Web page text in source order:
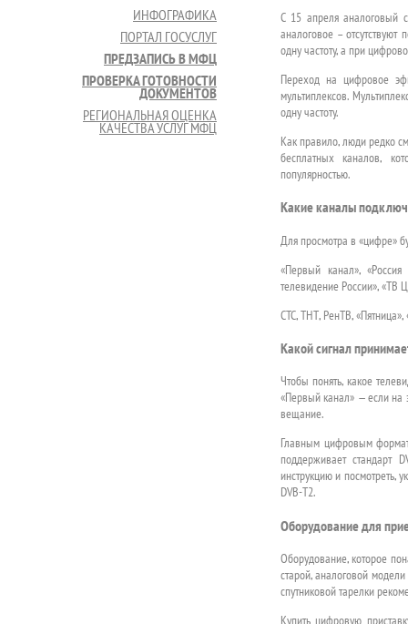
ИНФОГРАФИКА
ПОРТАЛ ГОСУСЛУГ
ПРЕДЗАПИСЬ В МФЦ
ПРОВЕРКА ГОТОВНОСТИ
ДОКУМЕНТОВ
РЕГИОНАЛЬНАЯ ОЦЕНКА
КАЧЕСТВА УСЛУГ МФЦ
С 15 апреля аналоговый
аналоговое –
одну частоту, а при
Переход на цифровое
мультиплексов.
одну частоту.
Как правило, люди редко
бесплатных каналов,
популярностью.
Какие каналы
Для просмотра в «цифре»
«Первый канал»,
телевидение России», «ТВ
СТС, ТНТ, РенТВ,
Какой сигнал
Чтобы понять, какое
«Первый канал» — если на
вещание.
Главным цифровым
поддерживает стандарт
инструкцию и посмотреть,
DVB-T2.
Оборудование для
Оборудование, которое
старой, аналоговой
спутниковой тарелки
Купить цифровую